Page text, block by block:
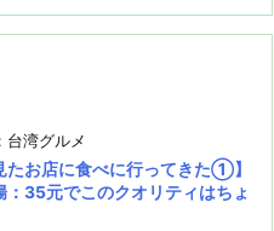
: 台湾グルメ
たお店に食べに行ってきた①】
：35元でこのクオリティはちょ